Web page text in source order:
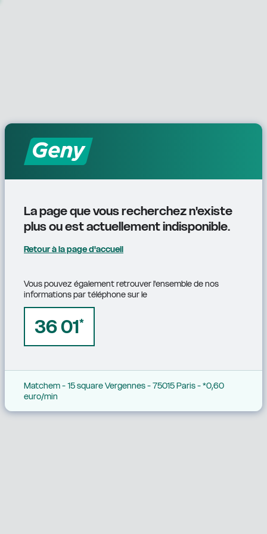
La page que vous recherchez n'existe
plus ou est actuellement indisponible.
Retour à la page d'accueil
Vous pouvez également retrouver l'ensemble de nos
informations par téléphone sur le
36 01*
Matchem - 15 square Vergennes - 75015 Paris - *0,60
euro/min